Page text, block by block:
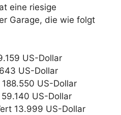
eine riesige
Garage, die wie folgt
US-Dollar
US-Dollar
US-Dollar
US-Dollar
13.999 US-Dollar